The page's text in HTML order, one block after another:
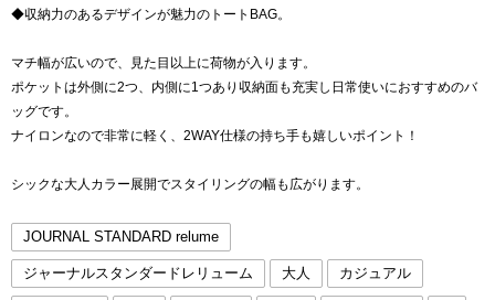
◆収納力のあるデザインが魅力のトートBAG。
マチ幅が広いので、見た目以上に荷物が入ります。
ポケットは外側に2つ、内側に1つあり収納面も充実し日常使いにおすすめのバ
ッグです。
ナイロンなので非常に軽く、2WAY仕様の持ち手も嬉しいポイント！
シックな大人カラー展開でスタイリングの幅も広がります。
JOURNAL STANDARD relume
ジャーナルスタンダードレリューム 大人 カジュアル